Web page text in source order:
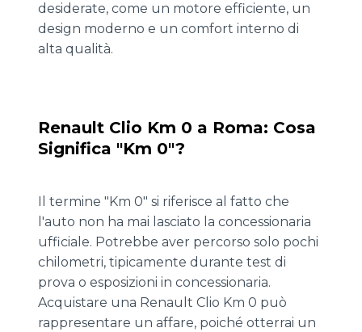
desiderate, come un motore efficiente, un
design moderno e un comfort interno di
alta qualità.
Renault Clio Km 0 a Roma: Cosa
Significa "Km 0"?
Il termine "Km 0" si riferisce al fatto che
l'auto non ha mai lasciato la concessionaria
ufficiale. Potrebbe aver percorso solo pochi
chilometri, tipicamente durante test di
prova o esposizioni in concessionaria.
Acquistare una Renault Clio Km 0 può
rappresentare un affare, poiché otterrai un